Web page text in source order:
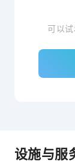
可以
设施与服